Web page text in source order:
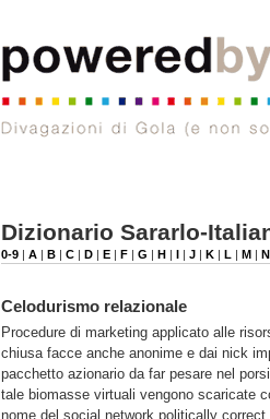
Dizionario Sararlo-
0-9| A| B| C| D| E| F| G | H| I| J| K| L | M| N
Celodurismo relazionale
Procedure di marketing applicato alle
chiusa facce anche anonime e dai nick
pacchetto azionario da far pesare nel
tale biomasse virtuali vengono scaricate
nome del social network politically correct.